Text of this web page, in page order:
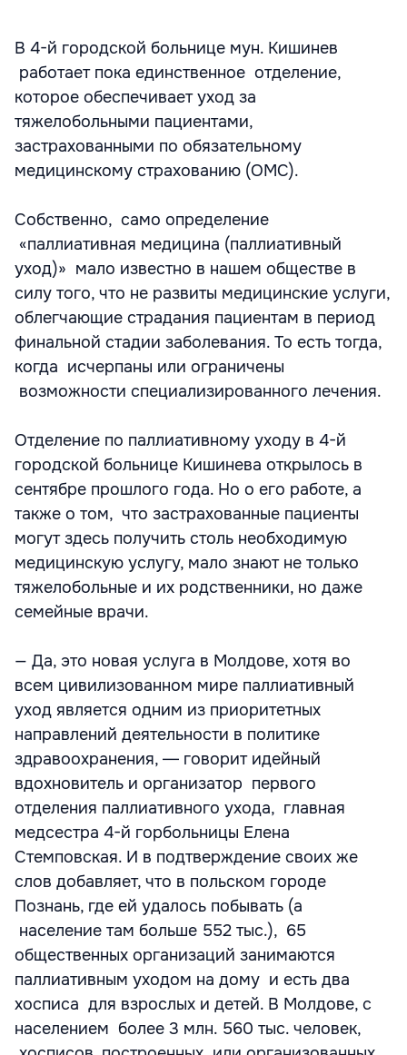
В 4-й городской больнице мун. Кишинев
работает пока единственное отделение,
которое обеспечивает уход за
тяжелобольными пациентами,
застрахованными по обязательному
медицинскому страхованию (ОМС).
Собственно, само определение
«паллиативная медицина (паллиативный
уход)» мало известно в нашем обществе в
силу того, что не развиты медицинские услуги,
облегчающие страдания пациентам в период
финальной стадии заболевания. То есть тогда,
когда исчерпаны или ограничены
возможности специализированного лечения.
Отделение по паллиативному уходу в 4-й
городской больнице Кишинева открылось в
сентябре прошлого года. Но о его работе, а
также о том, что застрахованные пациенты
могут здесь получить столь необходимую
медицинскую услугу, мало знают не только
тяжелобольные и их родственники, но даже
семейные врачи.
— Да, это новая услуга в Молдове, хотя во
всем цивилизованном мире паллиативный
уход является одним из приоритетных
направлений деятельности в политике
здравоохранения, ― говорит идейный
вдохновитель и организатор первого
отделения паллиативного ухода, главная
медсестра 4-й горбольницы Елена
Стемповская. И в подтверждение своих же
слов добавляет, что в польском городе
Познань, где ей удалось побывать (а
население там больше 552 тыс.), 65
общественных организаций занимаются
паллиативным уходом на дому и есть два
хосписа для взрослых и детей. В Молдове, с
населением более 3 млн. 560 тыс. человек,